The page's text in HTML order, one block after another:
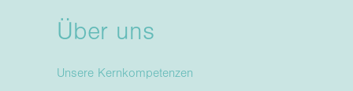
Über uns
Unsere Kernkompetenzen